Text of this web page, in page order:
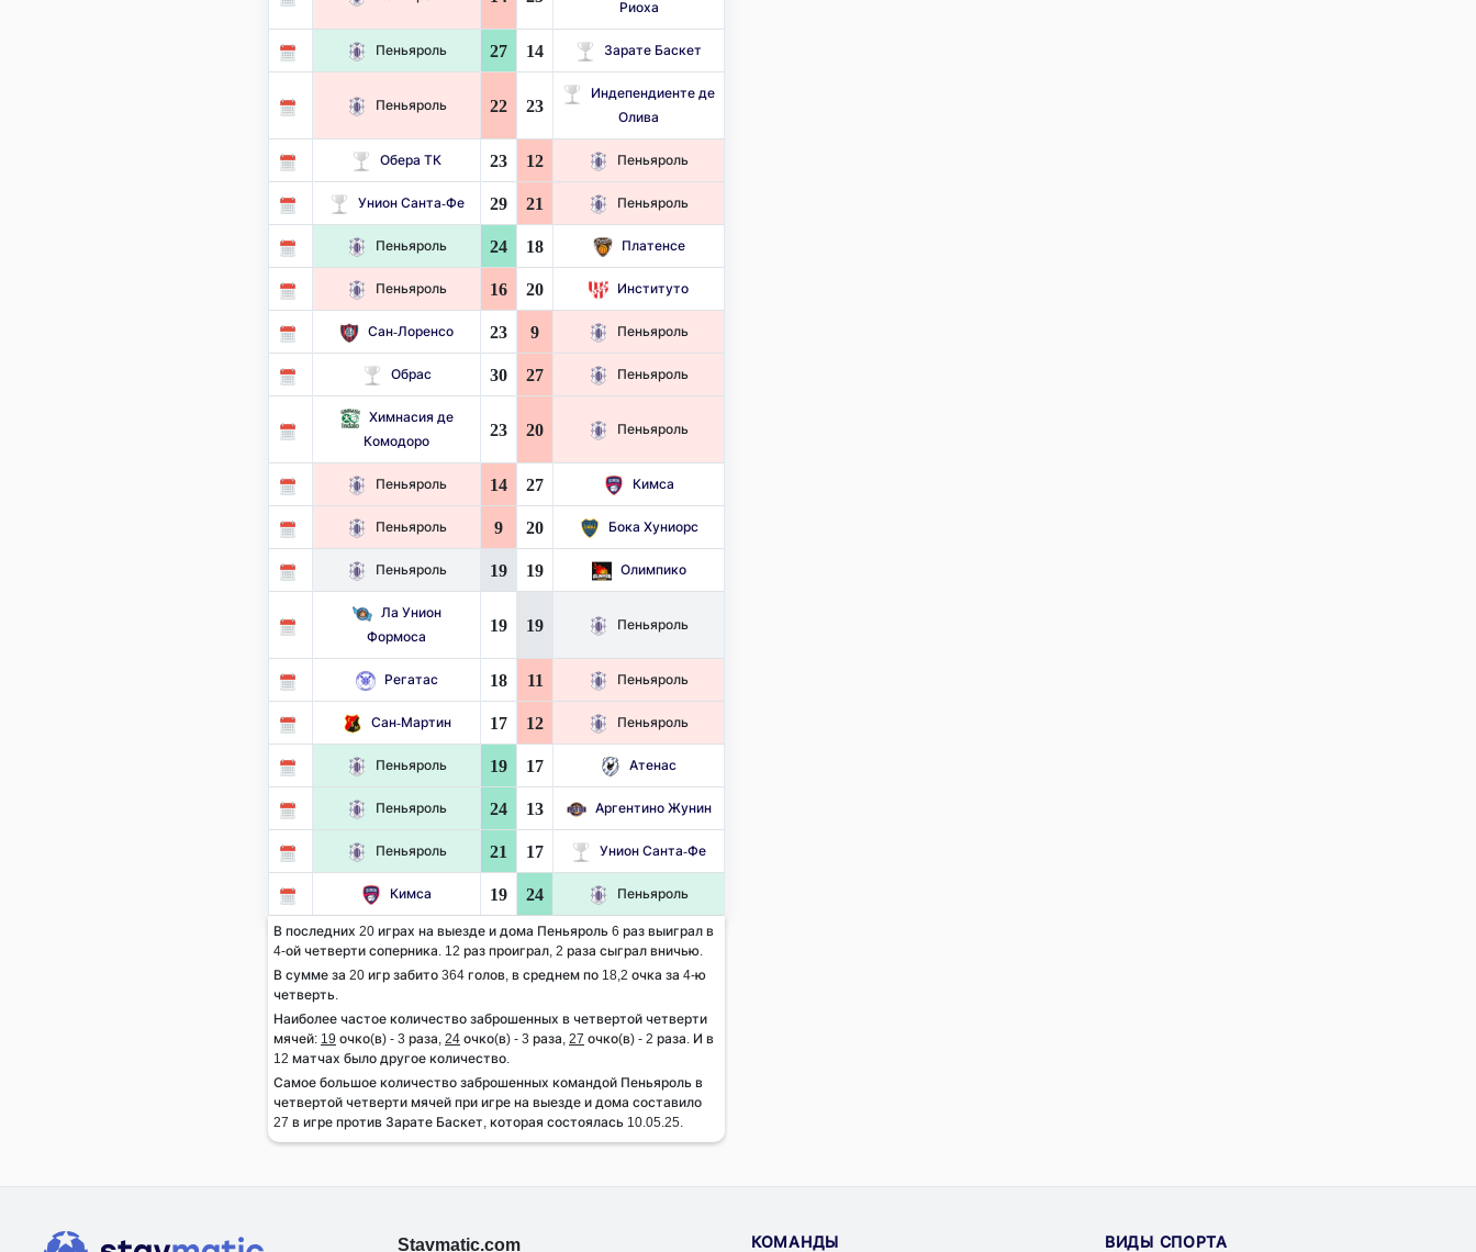
Риоха
Пеньяроль 27 14 Зарате Баскет
Пеньяроль 22 23
Индепендиенте де
Олива
Обера ТК 23 12 Пеньяроль
Унион Санта-Фе 29 21 Пеньяроль
Пеньяроль 24 18 Платенсе
Пеньяроль 16 20 Институто
Сан-Лоренсо 23 9 Пеньяроль
Обрас 30 27 Пеньяроль
Химнасия де
Комодоро
23 20 Пеньяроль
Пеньяроль 14 27 Кимса
Пеньяроль 9 20 Бока Хуниорс
Пеньяроль 19 19 Олимпико
Ла Унион
Формоса
19 19 Пеньяроль
Регатас 18 11 Пеньяроль
Сан-Мартин 17 12 Пеньяроль
Пеньяроль 19 17 Атенас
Пеньяроль 24 13 Аргентино Жунин
Пеньяроль 21 17 Унион Санта-Фе
Кимса 19 24 Пеньяроль
В последних 20 играх на выезде и дома Пеньяроль 6 раз выиграл в
4-ой четверти соперника. 12 раз проиграл, 2 раза сыграл вничью.
В сумме за 20 игр забито 364 голов, в среднем по 18,2 очка за 4-ю
четверть.
Наиболее частое количество заброшенных в четвертой четверти
мячей: 19 очко(в) - 3 раза, 24 очко(в) - 3 раза, 27 очко(в) - 2 раза. И в
12 матчах было другое количество.
Самое большое количество заброшенных командой Пеньяроль в
четвертой четверти мячей при игре на выезде и дома составило
27 в игре против Зарате Баскет, которая состоялась 10.05.25.
Stavmatic.com КОМАНДЫ ВИДЫ СПОРТА